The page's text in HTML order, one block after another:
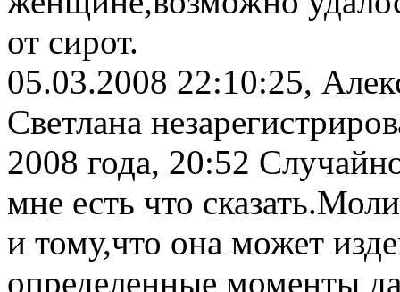
от сирот.
05.03.2008 22:10:25,
Светлана
2008 года, 20:52
мне есть что
и тому,что она может
определенные моменты